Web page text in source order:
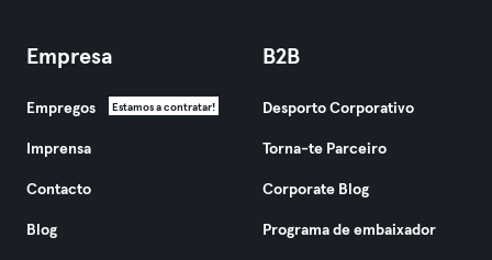
Empresa
Empregos Estamos a contratar!
Imprensa
Contacto
Blog
B2B
Desporto Corporativo
Torna-te Parceiro
Corporate Blog
Programa de embaixador